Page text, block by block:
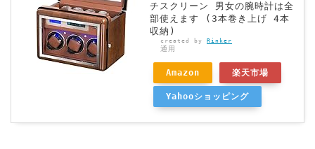
チスクリーン 男女の腕時計は全
部使えます (3本巻き上げ 4本
収納)
created by Rinker
通用
Amazon 楽天市場
Yahooショッピング